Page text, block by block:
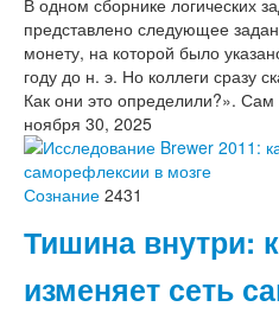
В одном сборнике логических
представлено следующее
монету, на которой было
году до н. э. Но коллеги сразу
Как они это определили?».
ноября 30, 2025
Сознание 2431
Тишина внутри:
изменяет сеть